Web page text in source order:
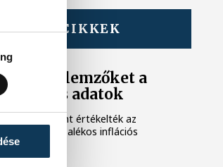
CIKKEK
az elemzőket a
inflációs adatok
értékelték az
júliusi, 1,2 százalékos inflációs